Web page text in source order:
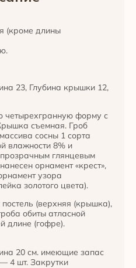
(кроме длины
23, Глубина крышки 12,
четырехгранную форму с
съемная. Гроб
сосны 1 сорта
влажности 8% и
глянцевым
орнамент «крест»,
узора
золотого цвета).
(верхняя (крышка),
обиты атласной
длине (гофре).
20 см. имеющие запас
4 шт. Закрутки